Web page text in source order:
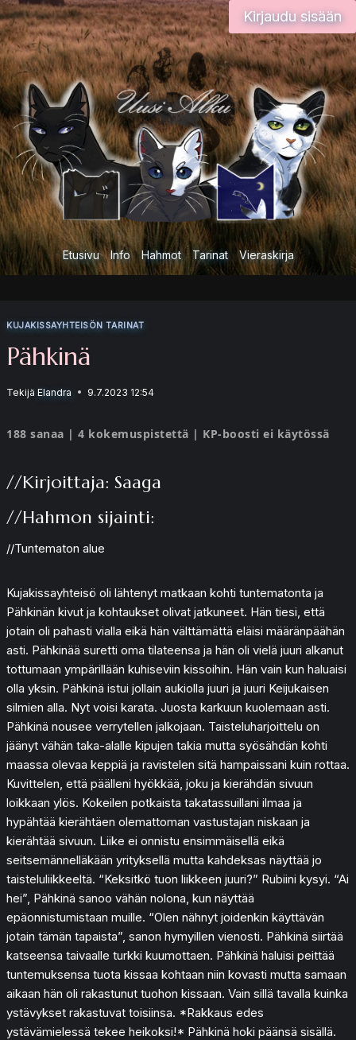
Siirry
sisältöön
Kirjaudu sisään
Etusivu Info Hahmot Tarinat Vieraskirja
KUJAKISSAYHTEISÖN TARINAT
Pähkinä
Tekijä Elandra 9.7.2023 12:54
188 sanaa | 4 kokemuspistettä | KP-boosti ei käytössä
//Kirjoittaja: Saaga
//Hahmon sijainti:
//Tuntematon alue
Kujakissayhteisö oli lähtenyt matkaan kohti tuntematonta ja
Pähkinän kivut ja kohtaukset olivat jatkuneet. Hän tiesi, että
jotain oli pahasti vialla eikä hän välttämättä eläisi määränpäähän
asti. Pähkinää suretti oma tilateensa ja hän oli vielä juuri alkanut
tottumaan ympärillään kuhiseviin kissoihin. Hän vain kun haluaisi
olla yksin. Pähkinä istui jollain aukiolla juuri ja juuri Keijukaisen
silmien alla. Nyt voisi karata. Juosta karkuun kuolemaan asti.
Pähkinä nousee verrytellen jalkojaan. Taisteluharjoittelu on
jäänyt vähän taka-alalle kipujen takia mutta syösähdän kohti
maassa olevaa keppiä ja ravistelen sitä hampaissani kuin rottaa.
Kuvittelen, että päälleni hyökkää, joku ja kierähdän sivuun
loikkaan ylös. Kokeilen potkaista takatassuillani ilmaa ja
hypähtää kierähtäen olemattoman vastustajan niskaan ja
kierähtää sivuun. Liike ei onnistu ensimmäisellä eikä
seitsemännelläkään yrityksellä mutta kahdeksas näyttää jo
taisteluliikkeeltä. “Keksitkö tuon liikkeen juuri?” Rubiini kysyi. “Ai
hei”, Pähkinä sanoo vähän nolona, kun näyttää
epäonnistumistaan muille. “Olen nähnyt joidenkin käyttävän
jotain tämän tapaista”, sanon hymyillen vienosti. Pähkinä siirtää
katseensa taivaalle turkki kuumottaen. Pähkinä haluisi peittää
tuntemuksensa tuota kissaa kohtaan niin kovasti mutta samaan
aikaan hän oli rakastunut tuohon kissaan. Vain sillä tavalla kuinka
ystävykset rakastuvat toisiinsa. *Rakkaus edes
ystävämielessä tekee heikoksi!* Pähkinä hoki päänsä sisällä.